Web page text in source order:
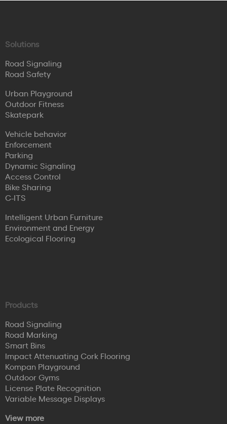
Solutions
Road Signaling
Road Safety
Urban Playground
Outdoor Fitness
Skatepark
Vehicle behavior
Enforcement
Parking
Dynamic Signaling
Access Control
Bike Sharing
C-ITS
Intelligent Urban Furniture
Environment and Energy
Ecological Flooring
Products
Road Signaling
Road Marking
Smart Bins
Impact Attenuating Cork Flooring
Kompan Playground
Outdoor Gyms
License Plate Recognition
Variable Message Displays
View more